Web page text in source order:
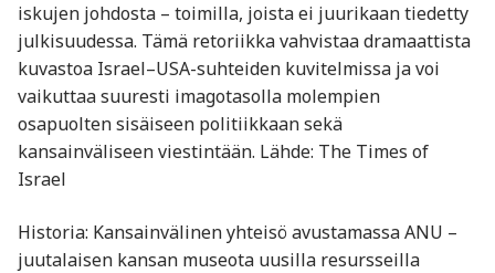
iskujen johdosta – toimilla, joista ei juurikaan tiedetty
julkisuudessa. Tämä retoriikka vahvistaa dramaattista
kuvastoa Israel–USA-suhteiden kuvitelmissa ja voi
vaikuttaa suuresti imagotasolla molempien
osapuolten sisäiseen politiikkaan sekä
kansainväliseen viestintään. Lähde: The Times of
Israel
Historia: Kansainvälinen yhteisö avustamassa ANU –
juutalaisen kansan museota uusilla resursseilla